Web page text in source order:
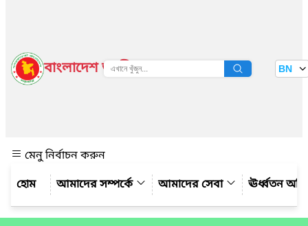
বাংলাদেশ জাতীয় তথ্য বাতায়ন BN
মেনু নির্বাচন করুন
আমাদের সম্পর্কে
আমাদের সেবা ঊর্ধ্বতন